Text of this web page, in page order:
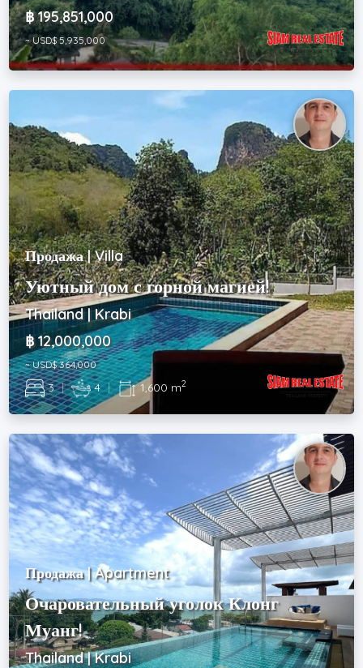
฿ 195,851,000
~ USD$ 5,935,000
Продажа | Villa
Уютный дом с горной магией!
Thailand | Krabi
฿ 12,000,000
~ USD$ 364,000
3 | 4 | 1,600 m2
Продажа | Apartment
Очаровательный уголок Клонг
Муанг!
Thailand | Krabi